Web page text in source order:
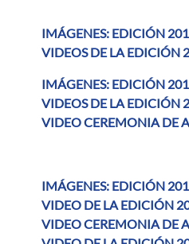
IMÁGENES: EDICIÓN
VIDEOS DE LA EDICIÓN
IMÁGENES: EDICIÓN
VIDEOS DE LA EDICIÓN
VIDEO CEREMONIA DE
IMÁGENES: EDICIÓN
VIDEO DE LA EDICIÓN
VIDEO CEREMONIA DE